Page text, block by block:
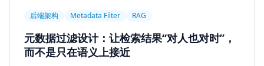
后端架构 Metadata Filter RAG
元数据过滤设计：让检索结果“对人也对时”，
而不是只在语义上接近